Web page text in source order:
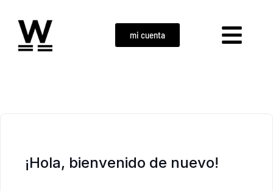
mi cuenta
¡Hola, bienvenido de nuevo!